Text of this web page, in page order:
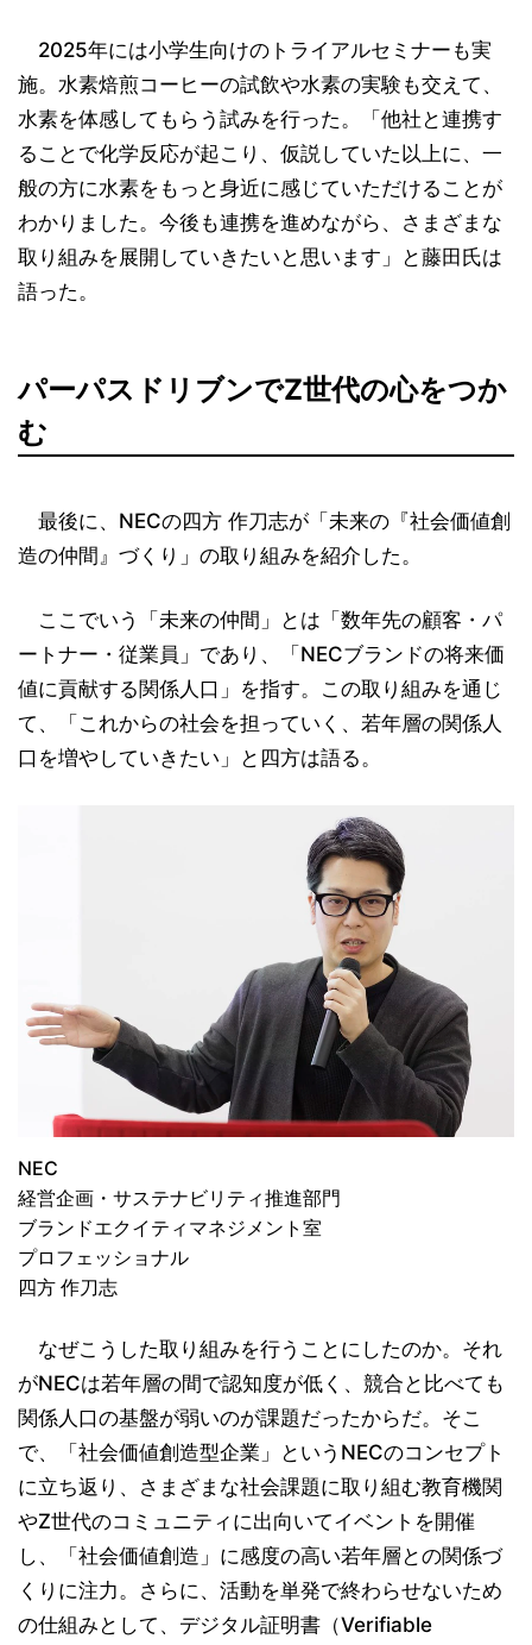
2025年には小学生向けのトライアルセミナーも実
施。水素焙煎コーヒーの試飲や水素の実験も交えて、
水素を体感してもらう試みを行った。「他社と連携す
ることで化学反応が起こり、仮説していた以上に、一
般の方に水素をもっと身近に感じていただけることが
わかりました。今後も連携を進めながら、さまざまな
取り組みを展開していきたいと思います」と藤田氏は
語った。
パーパスドリブンでZ世代の心をつか
む
最後に、NECの四方 作刀志が「未来の『社会価値創
造の仲間』づくり」の取り組みを紹介した。
ここでいう「未来の仲間」とは「数年先の顧客・パ
ートナー・従業員」であり、「NECブランドの将来価
値に貢献する関係人口」を指す。この取り組みを通じ
て、「これからの社会を担っていく、若年層の関係人
口を増やしていきたい」と四方は語る。
NEC
経営企画・サステナビリティ推進部門
ブランドエクイティマネジメント室
プロフェッショナル
四方 作刀志
なぜこうした取り組みを行うことにしたのか。それ
がNECは若年層の間で認知度が低く、競合と比べても
関係人口の基盤が弱いのが課題だったからだ。そこ
で、「社会価値創造型企業」というNECのコンセプト
に立ち返り、さまざまな社会課題に取り組む教育機関
やZ世代のコミュニティに出向いてイベントを開催
し、「社会価値創造」に感度の高い若年層との関係づ
くりに注力。さらに、活動を単発で終わらせないため
の仕組みとして、デジタル証明書（Verifiable